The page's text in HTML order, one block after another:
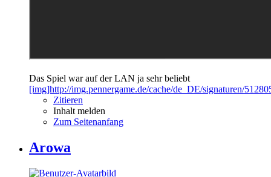
Das Spiel war auf der LAN ja sehr beliebt
[img]http://img.pennergame.de/cache/de_DE/signaturen/
Zitieren
Inhalt melden
Zum Seitenanfang
Arowa